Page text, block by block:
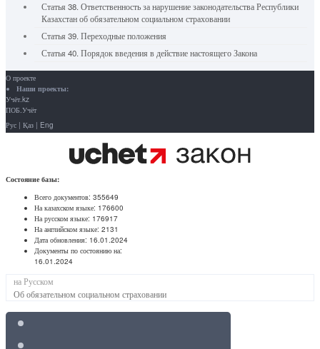
Статья 38. Ответственность за нарушение законодательства Республики
Казахстан об обязательном социальном страховании
Статья 39. Переходные положения
Статья 40. Порядок введения в действие настоящего Закона
О проекте
Наши проекты:
Учёт.kz
ПОБ.Учёт
Рус | Қаз | Eng
Состояние базы:
Всего документов: 355649
На казахском языке: 176600
На русском языке: 176917
На английском языке: 2131
Дата обновления: 16.01.2024
Документы по состоянию на:
16.01.2024
на Русском
Об обязательном социальном страховании